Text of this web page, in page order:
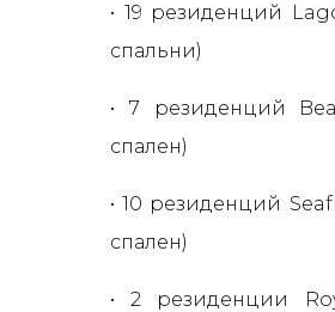
• 19 резиденций
спальни)
• 7 резиденций
спален)
• 10 резиденций
спален)
• 2 резиденции